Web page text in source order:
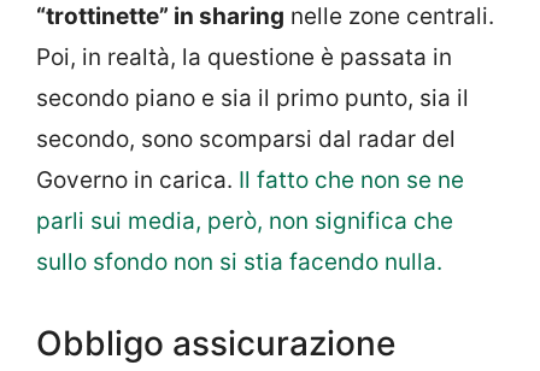
“trottinette” in sharing nelle zone centrali.
Poi, in realtà, la questione è passata in
secondo piano e sia il primo punto, sia il
secondo, sono scomparsi dal radar del
Governo in carica. Il fatto che non se ne
parli sui media, però, non significa che
sullo sfondo non si stia facendo nulla.
Obbligo assicurazione